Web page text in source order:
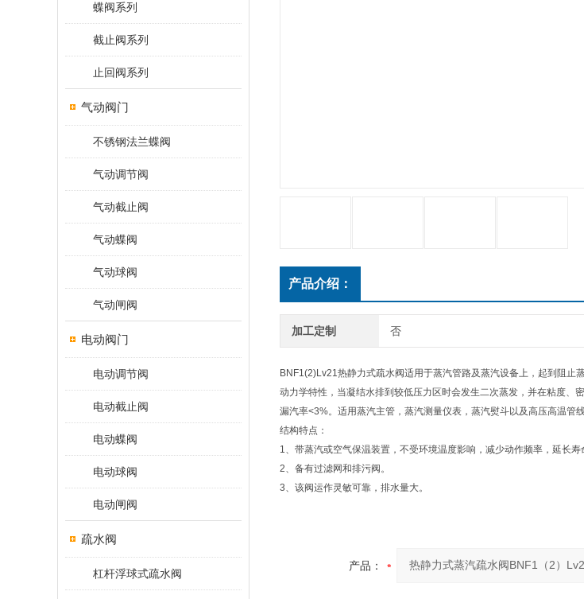
蝶阀系列
截止阀系列
止回阀系列
气动阀门
不锈钢法兰蝶阀
气动调节阀
气动截止阀
气动蝶阀
气动球阀
气动闸阀
电动阀门
电动调节阀
电动截止阀
电动蝶阀
电动球阀
电动闸阀
疏水阀
杠杆浮球式疏水阀
产品介绍：
加工定制 否
BNF1(2)Lv21热静力式疏水阀适用于蒸汽管路及蒸汽设备上，起到阻
动力学特性，当凝结水排到较低压力区时会发生二次蒸发，并在粘度、
漏汽率<3%。适用蒸汽主管，蒸汽测量仪表，蒸汽熨斗以及高压高温管线
结构特点：
1、带蒸汽或空气保温装置，不受环境温度影响，减少动作频率，延长寿
2、备有过滤网和排污阀。
3、该阀运作灵敏可靠，排水量大。
产品：